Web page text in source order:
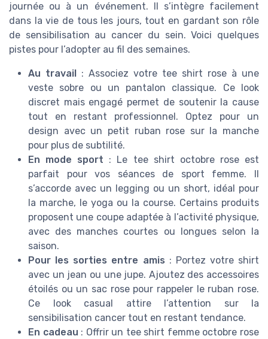
journée ou à un événement. Il s’intègre facilement
dans la vie de tous les jours, tout en gardant son rôle
de sensibilisation au cancer du sein. Voici quelques
pistes pour l’adopter au fil des semaines.
Au travail
: Associez votre tee shirt rose à une
veste sobre ou un pantalon classique. Ce look
discret mais engagé permet de soutenir la cause
tout en restant professionnel. Optez pour un
design avec un petit ruban rose sur la manche
pour plus de subtilité.
En mode sport : Le tee shirt octobre rose est
parfait pour vos séances de sport femme. Il
s’accorde avec un legging ou un short, idéal pour
la marche, le yoga ou la course. Certains produits
proposent une coupe adaptée à l’activité physique,
avec des manches courtes ou longues selon la
saison.
Pour les sorties entre amis : Portez votre shirt
avec un jean ou une jupe. Ajoutez des accessoires
étoilés ou un sac rose pour rappeler le ruban rose.
Ce look casual attire l’attention sur la
sensibilisation cancer tout en restant tendance.
En cadeau : Offrir un tee shirt femme octobre rose